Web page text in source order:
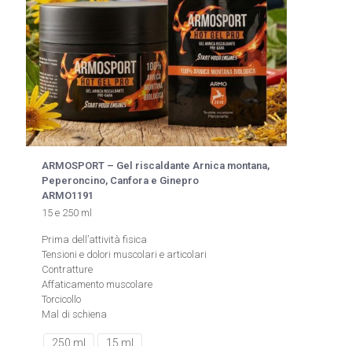
ARMOSPORT – Gel riscaldante Arnica montana,
Peperoncino, Canfora e Ginepro
ARMO1191
15 e 250 ml
Prima dell’attività fisica
Tensioni e dolori muscolari e articolari
Contratture
Affaticamento muscolare
Torcicollo
Mal di schiena
250 ml 15 ml